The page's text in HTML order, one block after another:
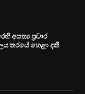
අසත්‍ය ප්‍රචාර
තරයේ හෙළා දකී